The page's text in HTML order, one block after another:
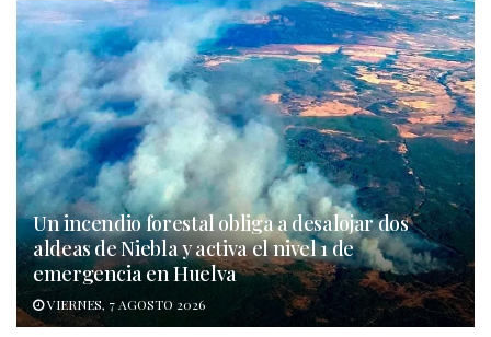
Un incendio forestal obliga a desalojar dos
aldeas de Niebla y activa el nivel 1 de
emergencia en Huelva
VIERNES, 7 AGOSTO 2026